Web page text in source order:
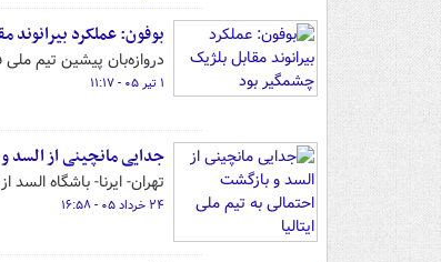
بوفون: عملکرد بیرانوند
دروازه‌بان پیشین تیم ملی
۱ تیر ۰۵ - ۱۱:۱۷
جدایی مانچینی از السد و
تهران- ایرنا- باشگاه السد
۲۴ خرداد ۰۵ - ۱۶:۵۸